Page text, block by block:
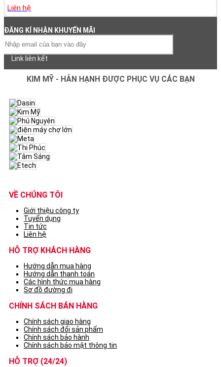
Liên hệ
ĐĂNG KÍ NHẬN KHUYẾN MÃI
Link liên kết
KIM MỸ - HÂN HẠNH ĐƯỢC PHỤC VỤ CÁC BẠN
VỀ CHÚNG TÔI
Giới thiệu công ty
Tuyển dụng
Tin tức
Liên hệ
HỖ TRỢ KHÁCH HÀNG
Hướng dẫn mua hàng
Hướng dẫn thanh toán
Các hình thức mua hàng
Sơ đồ đường đi
CHÍNH SÁCH BÁN HÀNG
Chính sách giao hàng
Chính sách đổi sản phẩm
Chính sách bảo hành
Chính sách bảo mật thông tin
HỖ TRỢ (24/24)